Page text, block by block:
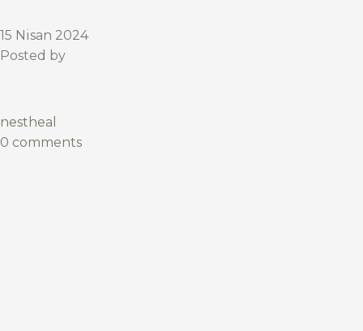
15 Nisan 2024
Posted by
nestheal
0 comments